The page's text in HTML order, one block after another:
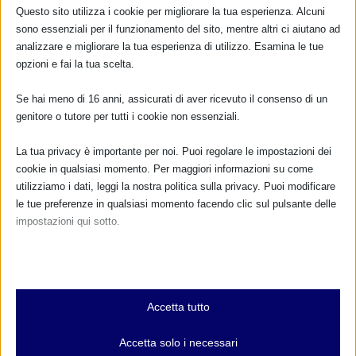
PER SAPERNE DI PIÙ
Questo sito utilizza i cookie per migliorare la tua esperienza. Alcuni
sono essenziali per il funzionamento del sito, mentre altri ci aiutano ad
analizzare e migliorare la tua esperienza di utilizzo. Esamina le tue
opzioni e fai la tua scelta.
Se hai meno di 16 anni, assicurati di aver ricevuto il consenso di un
genitore o tutore per tutti i cookie non essenziali.
La tua privacy è importante per noi. Puoi regolare le impostazioni dei
cookie in qualsiasi momento. Per maggiori informazioni su come
utilizziamo i dati, leggi la nostra politica sulla privacy. Puoi modificare
le tue preferenze in qualsiasi momento facendo clic sul pulsante delle
impostazioni qui sotto.
Essenziali
I cookie e i servizi essenziali abilitano le funzioni di base e sono
e servizi non richiedono il consenso dell'utente secondo il GDPR.
Accetta tutto
Accetta solo i necessari